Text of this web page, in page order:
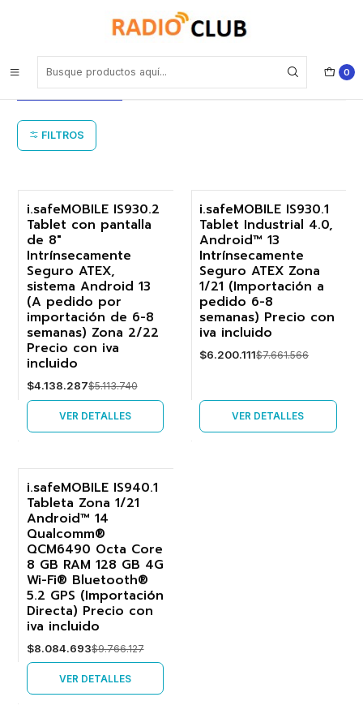
0
Tablet Intrínsecamente Seguro i.safeMOBILE
Tablet Intrínsecamente Seguro
i.safeMOBILE
FILTROS
-19%
Agotado
i.safeMOBILE IS930.2
Tablet con pantalla
de 8"
Intrínsecamente
Seguro ATEX,
sistema Android 13
(A pedido por
importación de 6-8
semanas) Zona 2/22
Precio con iva
incluido
$4.138.287$5.113.740
VER DETALLES
-19%
Agotado
i.safeMOBILE IS930.1
Tablet Industrial 4.0,
Android™ 13
Intrínsecamente
Seguro ATEX Zona
1/21 (Importación a
pedido 6-8
semanas) Precio con
iva incluido
$6.200.111$7.661.566
VER DETALLES
-17%
Agotado
i.safeMOBILE IS940.1
Tableta Zona 1/21
Android™ 14
Qualcomm®
QCM6490 Octa Core
8 GB RAM 128 GB 4G
Wi-Fi® Bluetooth®
5.2 GPS (Importación
Directa) Precio con
iva incluido
$8.084.693$9.766.127
VER DETALLES